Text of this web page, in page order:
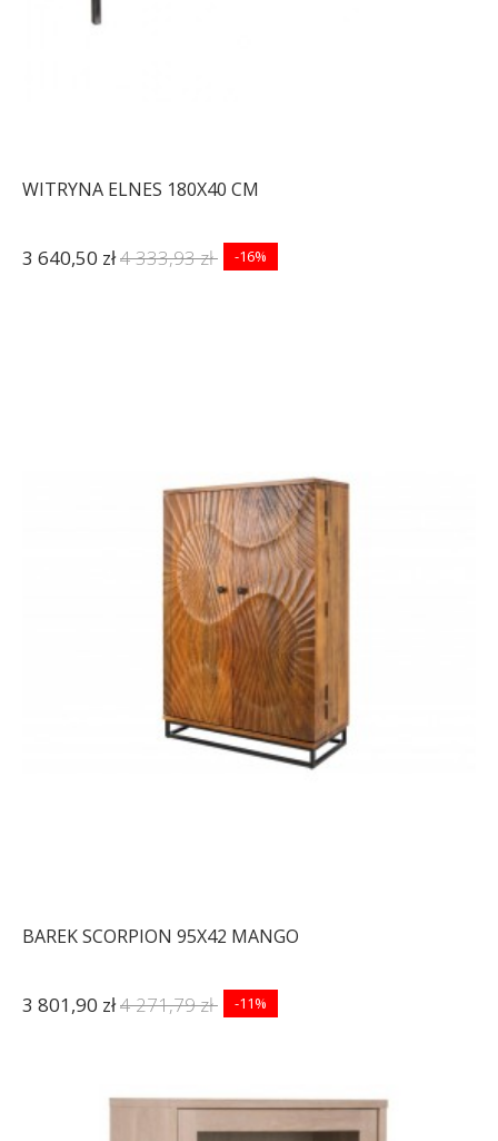
WITRYNA ELNES 180X40 CM
3 640,50 zł4 333,93 zł -16%
BAREK SCORPION 95X42 MANGO
3 801,90 zł4 271,79 zł -11%